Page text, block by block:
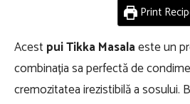
Print
Acestpui Tikka Masalaeste un
combinația sa perfectă de
cremozitatea irezistibilă a sosului.